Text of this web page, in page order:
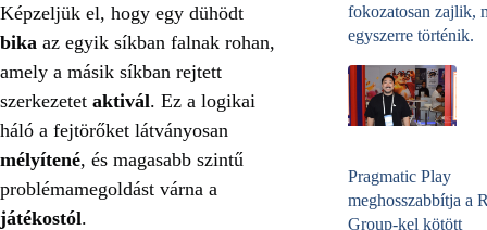
Képzeljük el, hogy egy dühödt
bika az egyik síkban falnak rohan,
amely a másik síkban rejtett
szerkezetet aktivál. Ez a logikai
háló a fejtörőket látványosan
mélyítené, és magasabb szintű
problémamegoldást várna a
játékostól.
fokozatosan zajlik,
egyszerre történik.
Pragmatic Play
meghosszabbítja a
Group-kel kötött